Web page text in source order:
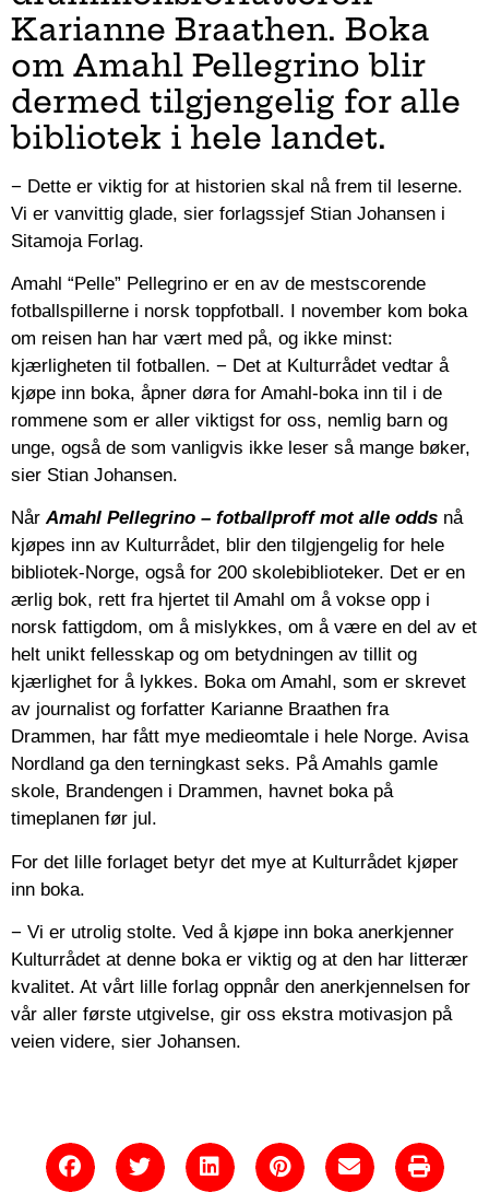
Karianne Braathen. Boka
om Amahl Pellegrino blir
dermed tilgjengelig for alle
bibliotek i hele landet.
− Dette er viktig for at historien skal nå frem til leserne.
Vi er vanvittig glade, sier forlagssjef Stian Johansen i
Sitamoja Forlag.
Amahl “Pelle” Pellegrino er en av de mestscorende
fotballspillerne i norsk toppfotball. I november kom boka
om reisen han har vært med på, og ikke minst:
kjærligheten til fotballen. − Det at Kulturrådet vedtar å
kjøpe inn boka, åpner døra for Amahl-boka inn til i de
rommene som er aller viktigst for oss, nemlig barn og
unge, også de som vanligvis ikke leser så mange bøker,
sier Stian Johansen.
NårAmahl Pellegrino – fotballproff mot alle odds nå
kjøpes inn av Kulturrådet, blir den tilgjengelig for hele
bibliotek-Norge, også for 200 skolebiblioteker. Det er en
ærlig bok, rett fra hjertet til Amahl om å vokse opp i
norsk fattigdom, om å mislykkes, om å være en del av et
helt unikt fellesskap og om betydningen av tillit og
kjærlighet for å lykkes. Boka om Amahl, som er skrevet
av journalist og forfatter Karianne Braathen fra
Drammen, har fått mye medieomtale i hele Norge. Avisa
Nordland ga den terningkast seks. På Amahls gamle
skole, Brandengen i Drammen, havnet boka på
timeplanen før jul.
For det lille forlaget betyr det mye at Kulturrådet kjøper
inn boka.
− Vi er utrolig stolte. Ved å kjøpe inn boka anerkjenner
Kulturrådet at denne boka er viktig og at den har litterær
kvalitet. At vårt lille forlag oppnår den anerkjennelsen for
vår aller første utgivelse, gir oss ekstra motivasjon på
veien videre, sier Johansen.